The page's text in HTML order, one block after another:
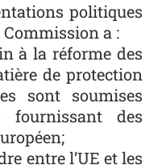
politiques
a :
à la réforme des
de protection
sont soumises
fournissant des
entre l’UE et les